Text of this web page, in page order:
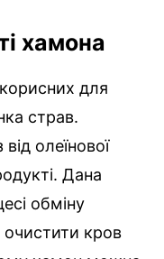
хамона
для
страв.
олеїнової
Дана
обміну
кров